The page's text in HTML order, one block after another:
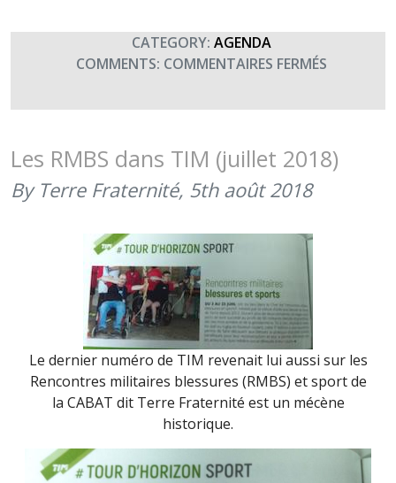
CATEGORY: AGENDA
COMMENTS: COMMENTAIRES FERMÉS
2019
22
JUIN
Les RMBS dans TIM (juillet 2018)
By Terre Fraternité, 5th août 2018
Le dernier numéro de TIM revenait lui aussi sur les
Rencontres militaires blessures (RMBS) et sport de
la CABAT dit Terre Fraternité est un mécène
historique.